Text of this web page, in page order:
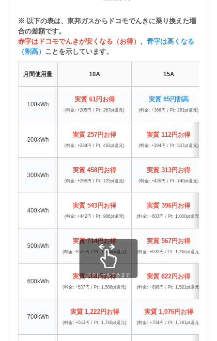
※ 以下の表は、東邦ガスから ドコモでんきに乗り換えた場
合の差額です。
赤字はドコモでんきが安くなる（お得） 、 青字は高くなる
（割高） ことを示しています。
月間使用量 10A 15A
100kWh
実質 61円お得
(料金: +205円 / Pt: 267pt還元)
実質 85円割高
(料金: +366円 / Pt: 281pt還元)
200kWh
実質 257円お得
(料金: +234円 / Pt: 492pt還元)
実質 112円お得
(料金: +394円 / Pt: 507pt還元)
300kWh
実質 458円お得
(料金: +266円 / Pt: 725pt還元)
実質 313円お得
(料金: +426円 / Pt: 740pt還元)
400kWh
実質 543円お得
(料金: +442円 / Pt: 986pt還元)
実質 396円お得
(料金: +603円 / Pt: 1,000pt還元)
500kWh
実質 714円お得
(料金: +531円 / Pt: 1,246pt還元)
実質 567円お得
(料金: +692円 / Pt: 1,260pt還元)
600kWh
実質 968円お得
(料金: +537円 / Pt: 1,506pt還元)
実質 822円お得
(料金: +698円 / Pt: 1,521pt還元)
700kWh
実質 1,222円お得
(料金: +543円 / Pt: 1,766pt還元)
実質 1,076円お得
(料金: +704円 / Pt: 1,781pt還元)
スクロールできます